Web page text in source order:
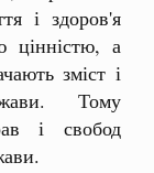
і здоров'я
цінністю, а
зміст і
Тому
і свобод